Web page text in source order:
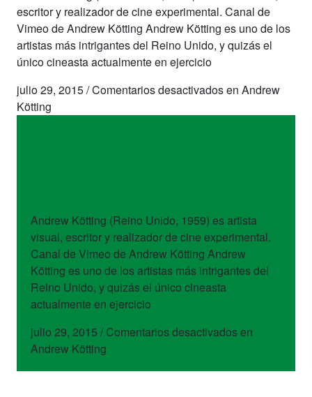
escritor y realizador de cine experimental. Canal de
Vimeo de Andrew Kötting Andrew Kötting es uno de los
artistas más intrigantes del Reino Unido, y quizás el
único cineasta actualmente en ejercicio
julio 29, 2015/Comentarios desactivadosen Andrew
Kötting
Andrew Kötting (Reino Unido, 1959) es artista
visual, escritor y realizador de cine experimental.
Canal de Vimeo de Andrew Kötting Andrew
Kötting es uno de los artistas más intrigantes del
Reino Unido, y quizás el único cineasta
actualmente en ejercicio
julio 29, 2015 / Comentarios desactivadosen
Andrew Kötting